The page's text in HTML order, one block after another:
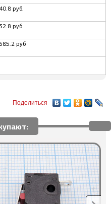
руб.
руб
руб
Поделиться